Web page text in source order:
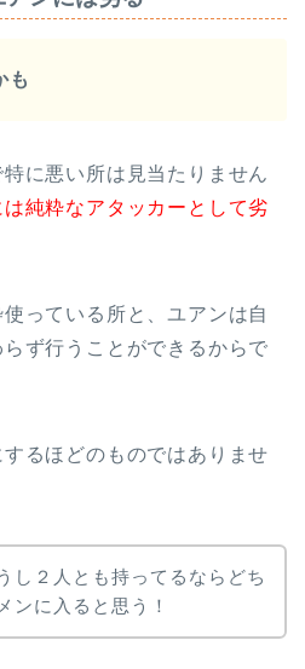
も
に悪い所は見当たりません
純粋なアタッカーとして劣
っている所と、ユアンは自
ず行うことができるからで
るほどのものではありませ
し２人とも持ってるならどち
ンに入ると思う！